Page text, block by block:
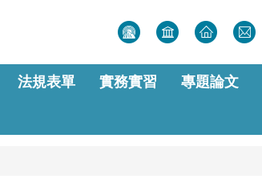
法規表單 實務實習 專題論文